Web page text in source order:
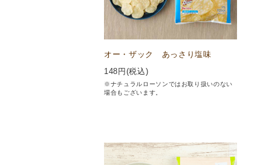
オー・ザック あっさり塩味
148 円(税込)
※ナチュラルローソンではお取り扱いのない
場合もございます。